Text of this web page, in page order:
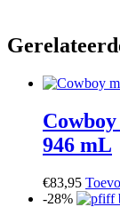
946 mL
€83,95
-28%